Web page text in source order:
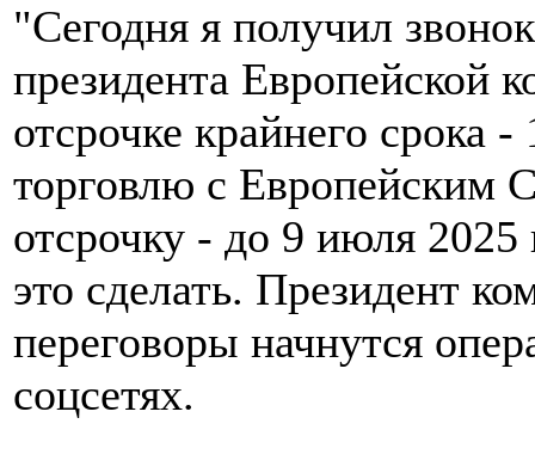
"Сегодня я получил
президента Европейской
отсрочке крайнего срока
торговлю с Европейским
отсрочку - до 9 июля
это сделать. Президент
переговоры начнутся
соцсетях.